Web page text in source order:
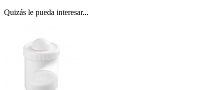
Quizás le pueda interesar...